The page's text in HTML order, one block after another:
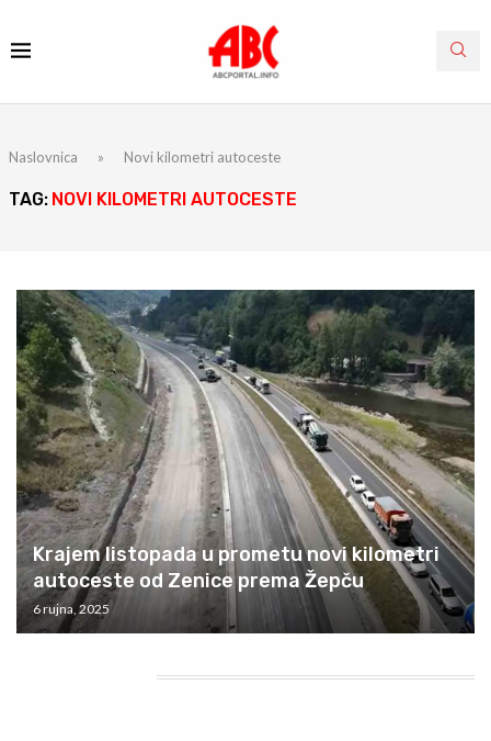
Naslovnica » Novi kilometri autoceste
TAG: NOVI KILOMETRI AUTOCESTE
Krajem listopada u prometu novi kilometri
autoceste od Zenice prema Žepču
6 rujna, 2025